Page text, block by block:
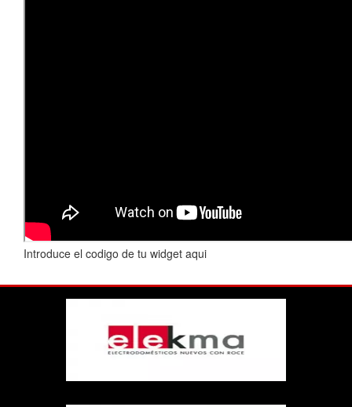
Introduce el codigo de tu widget aqui